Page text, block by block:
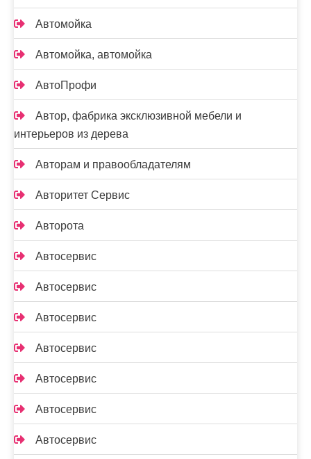
Автомойка
Автомойка, автомойка
АвтоПрофи
Автор, фабрика эксклюзивной мебели и
интерьеров из дерева
Авторам и правообладателям
Авторитет Сервис
Авторота
Автосервис
Автосервис
Автосервис
Автосервис
Автосервис
Автосервис
Автосервис